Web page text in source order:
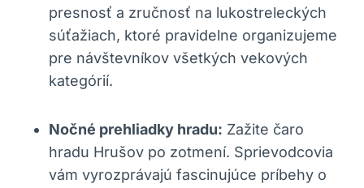
presnosť​ a zručnosť na ⁤lukostreleckých
súťažiach, ktoré ​pravidelne ‍organizujeme
pre návštevníkov všetkých vekových
kategórií.
Nočné prehliadky hradu: Zažite čaro
hradu Hrušov po zotmení. Sprievodcovia‍
vám vyrozprávajú fascinujúce príbehy o